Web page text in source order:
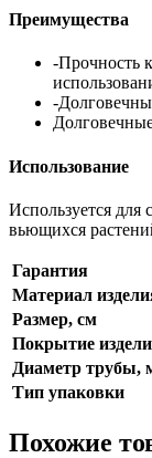
Преимущества
-Прочность
-
Использование
Используется для
вьющихся
Гарантия
Материал
Размер, см
Покрытие
Диаметр трубы,
Тип упаковки
Похожие